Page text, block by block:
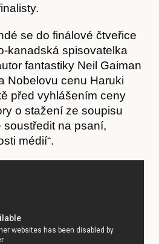
se do finálové čtveřice
kanadská spisovatelka
fantastiky Neil Gaiman
Nobelovu cenu Haruki
před vyhlášením ceny
o stažení ze soupisu
na psaní,
médií“.